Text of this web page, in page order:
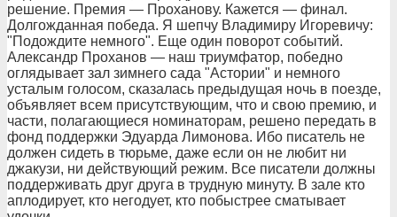
решение. Премия — Проханову. Кажется — финал.
Долгожданная победа. Я шепчу Владимиру Игоревичу:
"Подождите немного". Еще один поворот событий.
Александр Проханов — наш триумфатор, победно
оглядывает зал зимнего сада "Астории" и немного
усталым голосом, сказалась предыдущая ночь в поезде,
объявляет всем присутствующим, что и свою премию, и
части, полагающиеся номинаторам, решено передать в
фонд поддержки Эдуарда Лимонова. Ибо писатель не
должен сидеть в тюрьме, даже если он не любит ни
джакузи, ни действующий режим. Все писатели должны
поддерживать друг друга в трудную минуту. В зале кто
аплодирует, кто негодует, кто побыстрее сматывает